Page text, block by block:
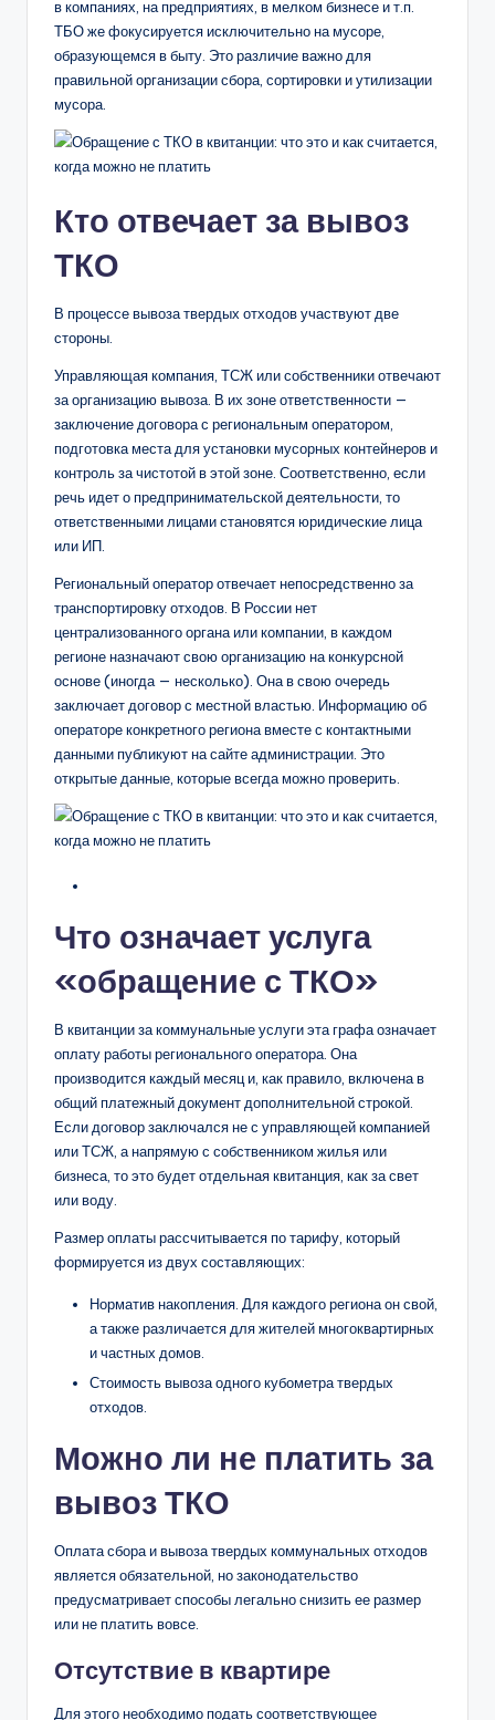
в компаниях, на предприятиях, в мелком бизнесе и т.п.
ТБО же фокусируется исключительно на мусоре,
образующемся в быту. Это различие важно для
правильной организации сбора, сортировки и утилизации
мусора.
Кто отвечает за вывоз
ТКО
В процессе вывоза твердых отходов участвуют две
стороны.
Управляющая компания, ТСЖ или собственники отвечают
за организацию вывоза. В их зоне ответственности —
заключение договора с региональным оператором,
подготовка места для установки мусорных контейнеров и
контроль за чистотой в этой зоне. Соответственно, если
речь идет о предпринимательской деятельности, то
ответственными лицами становятся юридические лица
или ИП.
Региональный оператор отвечает непосредственно за
транспортировку отходов. В России нет
централизованного органа или компании, в каждом
регионе назначают свою организацию на конкурсной
основе (иногда — несколько). Она в свою очередь
заключает договор с местной властью. Информацию об
операторе конкретного региона вместе с контактными
данными публикуют на сайте администрации. Это
открытые данные, которые всегда можно проверить.
Что означает услуга
«обращение с ТКО»
В квитанции за коммунальные услуги эта графа означает
оплату работы регионального оператора. Она
производится каждый месяц и, как правило, включена в
общий платежный документ дополнительной строкой.
Если договор заключался не с управляющей компанией
или ТСЖ, а напрямую с собственником жилья или
бизнеса, то это будет отдельная квитанция, как за свет
или воду.
Размер оплаты рассчитывается по тарифу, который
формируется из двух составляющих:
Норматив накопления. Для каждого региона он свой,
а также различается для жителей многоквартирных
и частных домов.
Стоимость вывоза одного кубометра твердых
отходов.
Можно ли не платить за
вывоз ТКО
Оплата сбора и вывоза твердых коммунальных отходов
является обязательной, но законодательство
предусматривает способы легально снизить ее размер
или не платить вовсе.
Отсутствие в квартире
Для этого необходимо подать соответствующее